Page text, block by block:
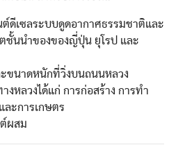
ดีเซลระบบดูดอากาศธรรมชาติและ
ชั้นนำของของญี่ปุ่น ยุโรป และ
ขนาดหนักที่วิ่งบนถนนหลวง
งหลวงได้แก่ การก่อสร้าง การทำ
ละการเกษตร
ผสม